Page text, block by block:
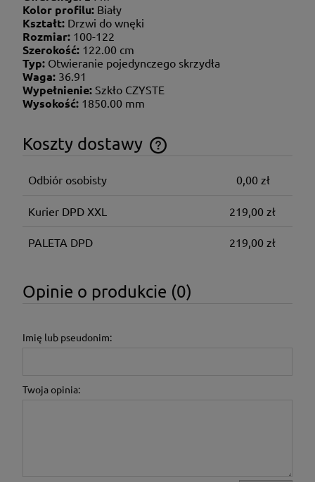
Kolor profilu: Biały
Kształt: Drzwi do wnęki
Rozmiar: 100-122
Szerokość: 122.00 cm
Typ: Otwieranie pojedynczego skrzydła
Waga: 36.91
Wypełnienie: Szkło CZYSTE
Wysokość: 1850.00 mm
Koszty dostawy
Cena nie zawiera ewentualnych kosztów płatności
Odbiór osobisty 0,00 zł
Kurier DPD XXL 219,00 zł
PALETA DPD 219,00 zł
Opinie o produkcie (0)
Imię lub pseudonim:
Twoja opinia: